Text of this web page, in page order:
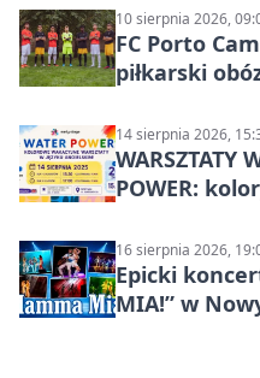
10 sierpnia 2026,
FC Porto
piłkarski
14 sierpnia 2026,
WARSZTATY
POWER:
16 sierpnia 2026,
Epicki
MIA!” w